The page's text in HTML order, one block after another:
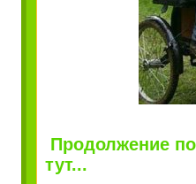
Продолжение
тут...